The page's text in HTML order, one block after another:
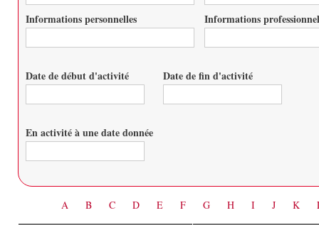
Informations personnelles Informations
Date de début d'activité Date de fin d'activité
En activité à une date donnée
A B C D E F G H I J K